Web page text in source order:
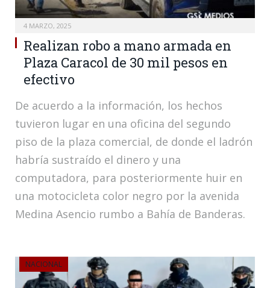
4 MARZO, 2025
Realizan robo a mano armada en
Plaza Caracol de 30 mil pesos en
efectivo
De acuerdo a la información, los hechos
tuvieron lugar en una oficina del segundo
piso de la plaza comercial, de donde el ladrón
habría sustraído el dinero y una
computadora, para posteriormente huir en
una motocicleta color negro por la avenida
Medina Asencio rumbo a Bahía de Banderas.
NACIONAL